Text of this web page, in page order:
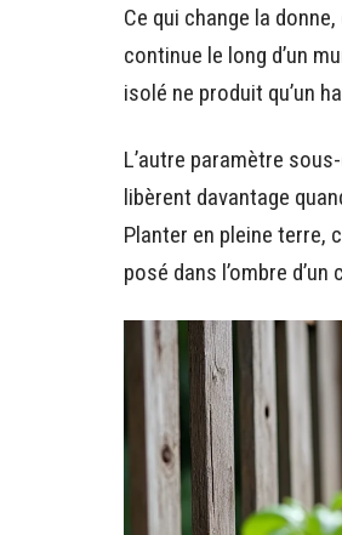
Ce qui change la donne,
continue le long d’un
isolé ne produit qu’un
L’autre paramètre
libèrent davantage
Planter en pleine terre,
posé dans l’ombre d’un